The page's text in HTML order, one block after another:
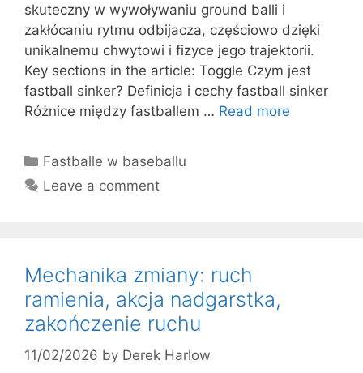
skuteczny w wywoływaniu ground balli i
zakłócaniu rytmu odbijacza, częściowo dzięki
unikalnemu chwytowi i fizyce jego trajektorii.
Key sections in the article: Toggle Czym jest
fastball sinker? Definicja i cechy fastball sinker
Różnice między fastballem … Read more
Categories
Fastballe w baseballu
Leave a comment
Mechanika zmiany: ruch
ramienia, akcja nadgarstka,
zakończenie ruchu
11/02/2026 by Derek Harlow